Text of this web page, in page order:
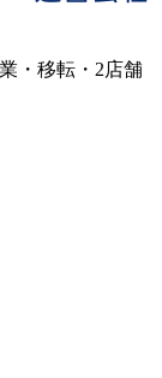
・移転・2店舗